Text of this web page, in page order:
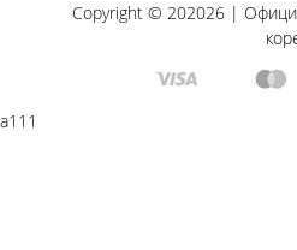
Copyright © 202026 |
a111